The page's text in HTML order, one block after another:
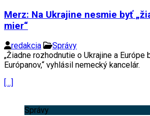
Merz: Na Ukrajine nesmie byť
mier“
redakcia
Správy
„Žiadne rozhodnutie o Ukrajine a Európe
Európanov,“ vyhlásil nemecký kancelár.
[…]
Správy